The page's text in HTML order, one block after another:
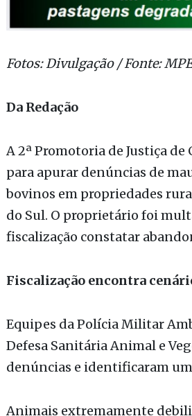
Fotos: Divulgação / Fonte:
Da Redação
A 2ª Promotoria de Justiça
bovinos em propriedades
do Sul. O proprietário foi
fiscalização constatar
Fiscalização encontra
Equipes da Polícia Militar
denúncias e identificaram um
Animais extremamente
Baixo escore corporal